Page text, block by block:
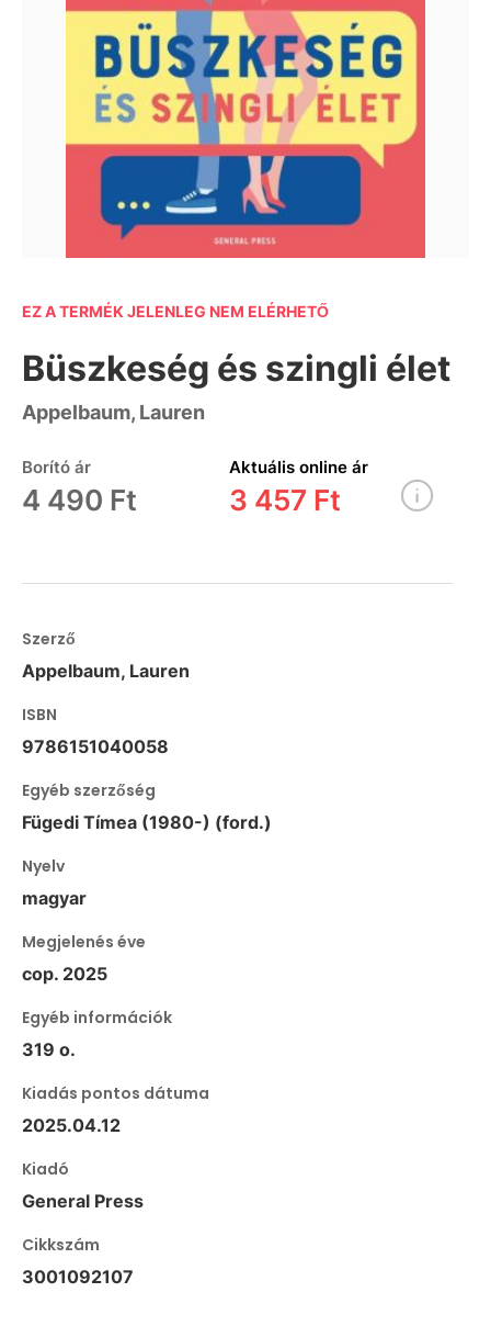
EZ A TERMÉK JELENLEG NEM ELÉRHETŐ
Büszkeség és szingli élet
Appelbaum, Lauren
Borító ár
4 490 Ft
Aktuális online ár
3 457 Ft
Szerző
Appelbaum, Lauren
ISBN
9786151040058
Egyéb szerzőség
Fügedi Tímea (1980-) (ford.)
Nyelv
magyar
Megjelenés éve
cop. 2025
Egyéb információk
319 o.
Kiadás pontos dátuma
2025.04.12
Kiadó
General Press
Cikkszám
3001092107